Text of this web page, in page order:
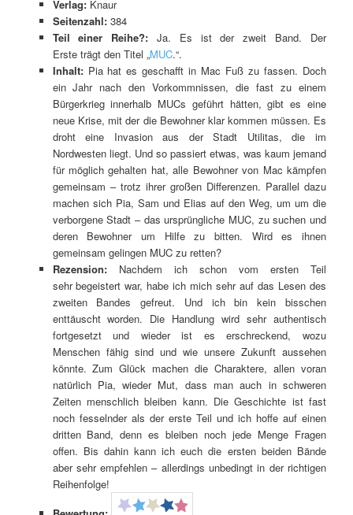
Verlag: Knaur
Seitenzahl: 384
Teil einer Reihe?:Ja. Es ist der zweit Band. Der
Erste trägt den Titel „MUC.“.
Inhalt: Pia hat es geschafft in Mac Fuß zu fassen. Doch
ein Jahr nach den Vorkommnissen, die fast zu einem
Bürgerkrieg innerhalb MUCs geführt hätten, gibt es eine
neue Krise, mit der die Bewohner klar kommen müssen. Es
droht eine Invasion aus der Stadt Utilitas, die im
Nordwesten liegt. Und so passiert etwas, was kaum jemand
für möglich gehalten hat, alle Bewohner von Mac kämpfen
gemeinsam – trotz ihrer großen Differenzen. Parallel dazu
machen sich Pia, Sam und Elias auf den Weg, um um die
verborgene Stadt – das ursprüngliche MUC, zu suchen und
deren Bewohner um Hilfe zu bitten. Wird es ihnen
gemeinsam gelingen MUC zu retten?
Rezension:Nachdem ich schon vom ersten Teil
sehr begeistert war, habe ich mich sehr auf das Lesen des
zweiten Bandes gefreut. Und ich bin kein bisschen
enttäuscht worden. Die Handlung wird sehr authentisch
fortgesetzt und wieder ist es erschreckend, wozu
Menschen fähig sind und wie unsere Zukunft aussehen
könnte. Zum Glück machen die Charaktere, allen voran
natürlich Pia, wieder Mut, dass man auch in schweren
Zeiten menschlich bleiben kann. Die Geschichte ist fast
noch fesselnder als der erste Teil und ich hoffe auf einen
dritten Band, denn es bleiben noch jede Menge Fragen
offen. Bis dahin kann ich euch die ersten beiden Bände
aber sehr empfehlen – allerdings unbedingt in der richtigen
Reihenfolge!